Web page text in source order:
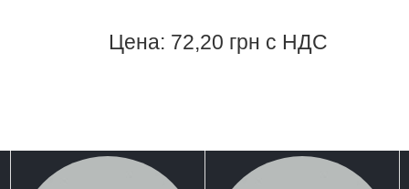
Цена: 72,20 грн с НДС